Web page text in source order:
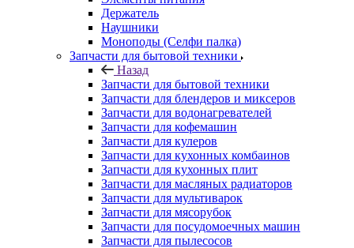
Держатель
Наушники
Моноподы (Селфи палка)
Запчасти для бытовой техники
Назад
Запчасти для бытовой техники
Запчасти для блендеров и миксеров
Запчасти для водонагревателей
Запчасти для кофемашин
Запчасти для кулеров
Запчасти для кухонных комбаинов
Запчасти для кухонных плит
Запчасти для масляных радиаторов
Запчасти для мультиварок
Запчасти для мясорубок
Запчасти для посудомоечных машин
Запчасти для пылесосов